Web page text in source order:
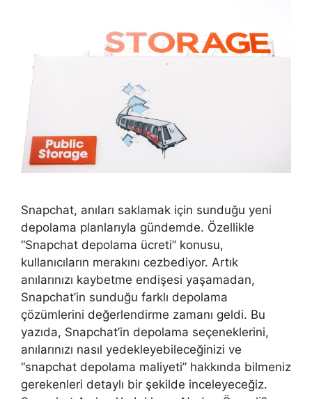
Snapchat, anıları saklamak için sunduğu yeni
depolama planlarıyla gündemde. Özellikle
“Snapchat depolama ücreti” konusu,
kullanıcıların merakını cezbediyor. Artık
anılarınızı kaybetme endişesi yaşamadan,
Snapchat’in sunduğu farklı depolama
çözümlerini değerlendirme zamanı geldi. Bu
yazıda, Snapchat’in depolama seçeneklerini,
anılarınızı nasıl yedekleyebileceğinizi ve
“snapchat depolama maliyeti” hakkında bilmeniz
gerekenleri detaylı bir şekilde inceleyeceğiz.